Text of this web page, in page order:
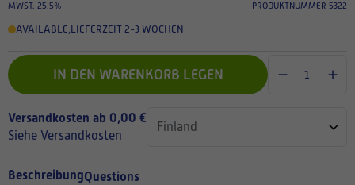
MWST. 25.5% PRODUKTNUMMER 5322
AVAILABLE,LIEFERZEIT 2-3 WOCHEN
IN DEN WARENKORB LEGEN
Versandkosten ab 0,00 €
Siehe Versandkosten
BeschreibungQuestions